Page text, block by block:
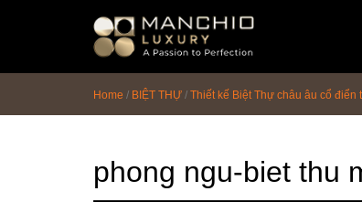
Home / BIỆT THỰ / Thiết kế Biệt Thự châu âu cổ điển
phong ngu-biet thu